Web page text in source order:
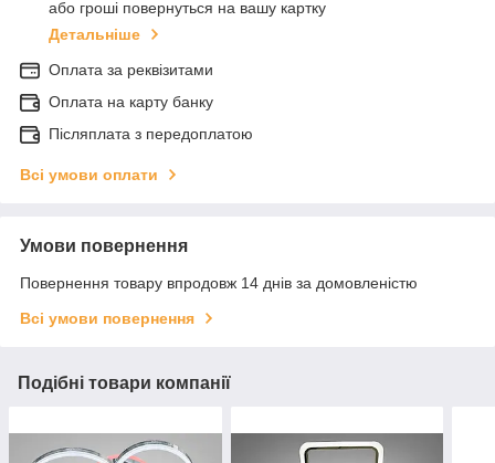
або гроші повернуться на вашу картку
Детальніше
Оплата за реквізитами
Оплата на карту банку
Післяплата з передоплатою
Всі умови оплати
Умови повернення
Повернення товару впродовж 14 днів за домовленістю
Всі умови повернення
Подібні товари компанії